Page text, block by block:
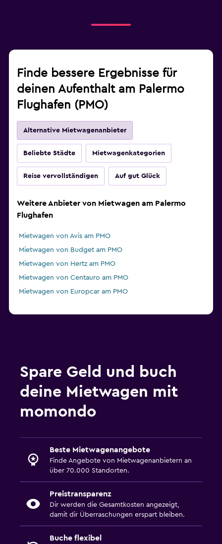
Finde bessere Ergebnisse für
deinen Aufenthalt am Palermo
Flughafen (PMO)
Alternative Mietwagenanbieter
Beliebte Städte Mietwagenkategorien
Reise vervollständigen Auf gut Glück
Weitere Anbieter von Mietwagen am Palermo
Flughafen
Mietwagen von Avis am PMO
Mietwagen von Budget am PMO
Mietwagen von Hertz am PMO
Mietwagen von Centauro am PMO
Mietwagen von Europcar am PMO
Spare Geld und buch
deine Mietwagen mit
momondo
Beste Mietwagenangebote
Finde Angebote von Mietwagenanbietern an
über 70.000 Standorten.
Preistransparenz
Dir werden die Gesamtkosten angezeigt,
damit dir Überraschungen erspart bleiben.
Buche flexibel